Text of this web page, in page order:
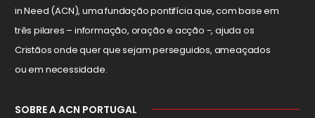
in Need (ACN), uma fundação pontifícia que, com base em
três pilares – informação, oração e acção -, ajuda os
Cristãos onde quer que sejam perseguidos, ameaçados
ou em necessidade.
SOBRE A ACN PORTUGAL